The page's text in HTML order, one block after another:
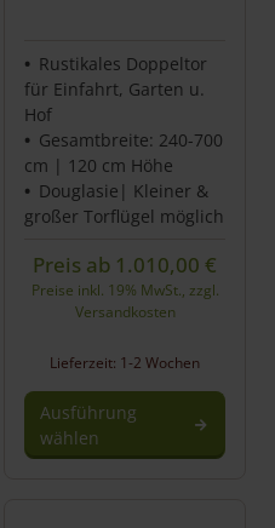
Rustikales Doppeltor
für Einfahrt, Garten u.
Hof
Gesamtbreite: 240-700
cm | 120 cm Höhe
Douglasie| Kleiner &
großer Torflügel möglich
Preis ab 1.010,00€
Preise inkl. 19% MwSt., zzgl.
Versandkosten
Lieferzeit: 1-2 Wochen
Ausführung
wählen